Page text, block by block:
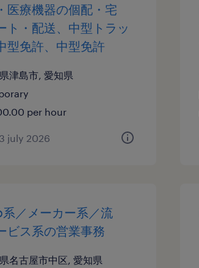
医療機器の個配・宅
ト・配送、中型トラッ
型免許、中型免許
津島市, 愛知県
per hour
july 2026
／メーカー系／流
ビス系の営業事務
名古屋市中区, 愛知県